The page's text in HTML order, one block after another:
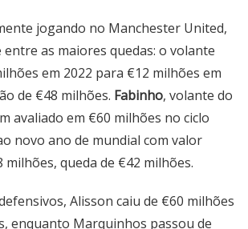
jogando no Manchester United,
as maiores quedas: o volante
em 2022 para €12 milhões em
de €48 milhões. Fabinho, volante do
avaliado em €60 milhões no ciclo
novo ano de mundial com valor
milhões, queda de €42 milhões.
Alisson caiu de €60 milhões
enquanto Marquinhos passou de